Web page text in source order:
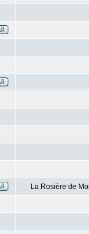
La Rosière de